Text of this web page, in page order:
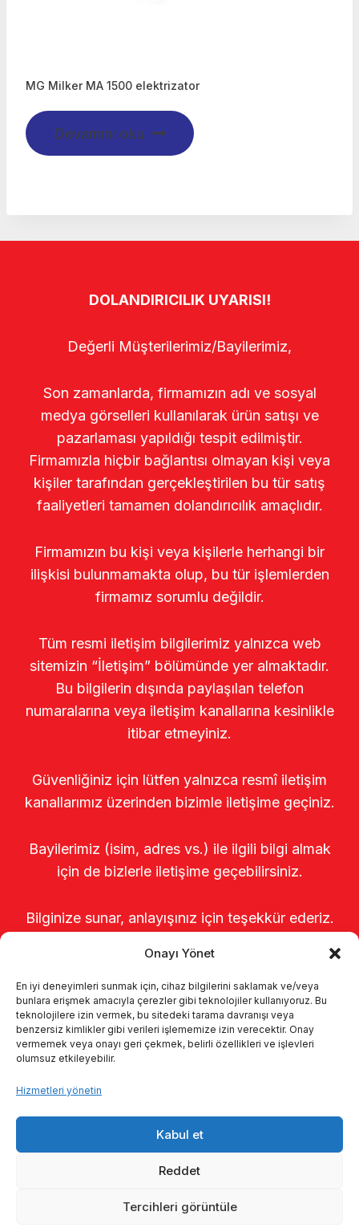
Onayı Yönet
En iyi deneyimleri sunmak için, cihaz bilgilerini saklamak ve/veya
bunlara erişmek amacıyla çerezler gibi teknolojiler kullanıyoruz. Bu
teknolojilere izin vermek, bu sitedeki tarama davranışı veya
benzersiz kimlikler gibi verileri işlememize izin verecektir. Onay
vermemek veya onayı geri çekmek, belirli özellikleri ve işlevleri
olumsuz etkileyebilir.
Hizmetleri yönetin
Kabul et
Reddet
Tercihleri görüntüle
MG Milker MA 1500 elektrizator
Devamını oku
DOLANDIRICILIK UYARISI!
Değerli Müşterilerimiz/Bayilerimiz,
Son zamanlarda, firmamızın adı ve sosyal
medya görselleri kullanılarak ürün satışı ve
pazarlaması yapıldığı tespit edilmiştir.
Firmamızla hiçbir bağlantısı olmayan kişi veya
kişiler tarafından gerçekleştirilen bu tür satış
faaliyetleri tamamen dolandırıcılık amaçlıdır.
Firmamızın bu kişi veya kişilerle herhangi bir
ilişkisi bulunmamakta olup, bu tür işlemlerden
firmamız sorumlu değildir.
Tüm resmi iletişim bilgilerimiz yalnızca web
sitemizin “İletişim” bölümünde yer almaktadır.
Bu bilgilerin dışında paylaşılan telefon
numaralarına veya iletişim kanallarına kesinlikle
itibar etmeyiniz.
Güvenliğiniz için lütfen yalnızca resmî iletişim
kanallarımız üzerinden bizimle iletişime geçiniz.
Bayilerimiz (isim, adres vs.) ile ilgili bilgi almak
için de bizlerle iletişime geçebilirsiniz.
Bilginize sunar, anlayışınız için teşekkür ederiz.
Kalite politikamız
© 2026 Enka Tarım